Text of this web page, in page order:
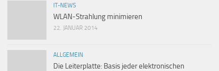
IT-NEWS
WLAN-Strahlung minimieren
22. JANUAR 2014
ALLGEMEIN
Die Leiterplatte: Basis jeder elektronischen